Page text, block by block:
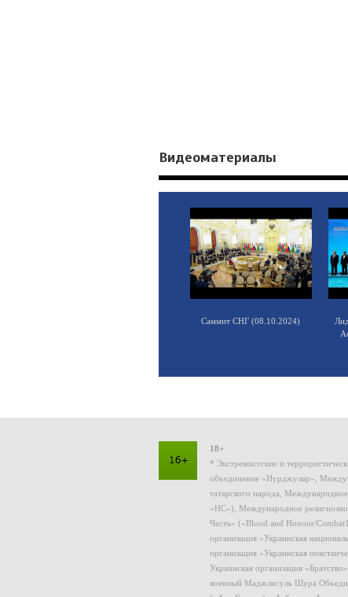
Видеоматериалы
Саммит СНГ (08.10.2024)
18+
* Экстремистские и
объединение «Нурджулар»,
татарского народа,
«НС»), Международное
Честь» («Blood and Honour/
организация «Украинская
организация «Украинская
Украинская организация
военный Маджлисуль Шура